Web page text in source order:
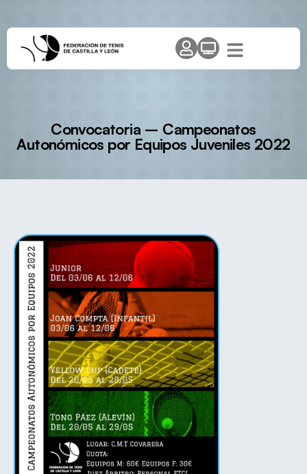
Convocatoria – Campeonatos
Autonómicos por Equipos Juveniles 2022